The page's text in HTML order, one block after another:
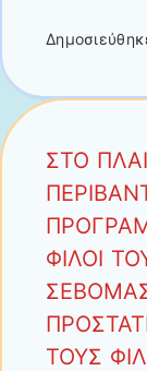
ΣΤΟ
ΦΙΛΟΙ
ΤΟΥΣ